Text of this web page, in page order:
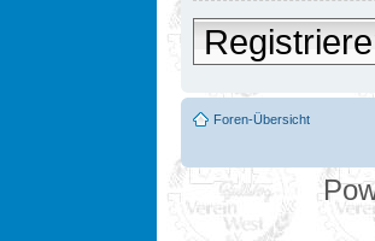
Foren-Übersicht